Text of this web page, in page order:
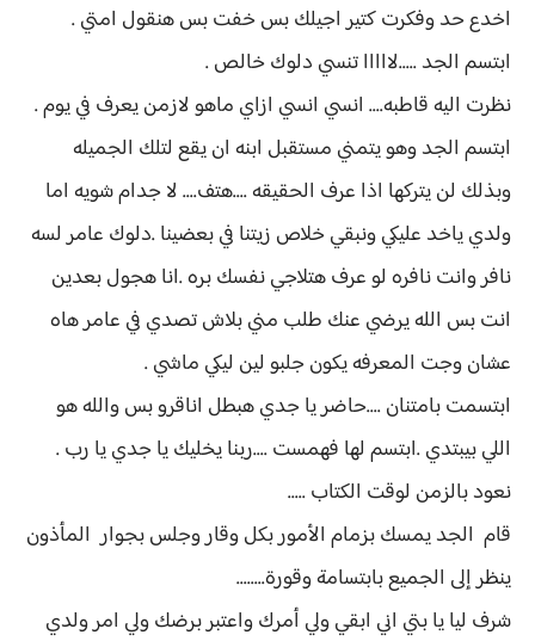
اخدع حد وفكرت كتير اجيلك بس خفت بس هنقول امتي .
ابتسم الجد .....لااااا تنسي دلوك خالص .
نظرت اليه قاطبه.... انسي انسي ازاي ماهو لازمن يعرف في يوم .
ابتسم الجد وهو يتمني مستقبل ابنه ان يقع لتلك الجميله
وبذلك لن يتركها اذا عرف الحقيقه ....هتف.... لا جدام شويه اما
ولدي ياخد عليكي ونبقي خلاص زيتنا في بعضينا .دلوك عامر لسه
نافر وانت نافره لو عرف هتلاجي نفسك بره .انا هجول بعدين
انت بس الله يرضي عنك طلب مني بلاش تصدي في عامر هاه
عشان وجت المعرفه يكون جلبو لين ليكي ماشي .
ابتسمت بامتنان ....حاضر يا جدي هبطل اناقرو بس والله هو
اللي بيبتدي .ابتسم لها فهمست ....ربنا يخليك يا جدي يا رب .
نعود بالزمن لوقت الكتاب .....
قام الجد يمسك بزمام الأمور بكل وقار وجلس بجوار المأذون
ينظر إلى الجميع بابتسامة وقورة........
شرف ليا يا بتي اني ابقي ولي أمرك واعتبر برضك ولي امر ولدي